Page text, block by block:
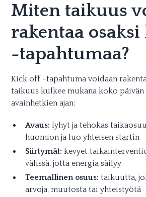
Miten taikuus
rakentaa
-tapahtumaa?
Kick off -tapahtuma voidaan
taikuus kulkee mukana koko
avainhetkien ajan:
Avaus: lyhyt ja tehokas
huomion ja luo yhteisen startin
Siirtymät: kevyet
välissä, jotta energia säilyy
Teemallinen osuus: taikuutta,
arvoja, muutosta tai yhteistyötä